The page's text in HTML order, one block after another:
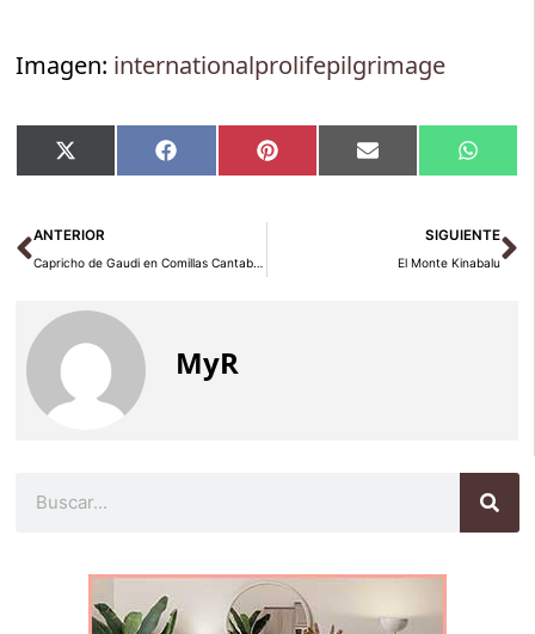
Imagen: internationalprolifepilgrimage
Compartir
en
X
(Twitter)
Compartir
en
Facebook Compartir
en
Pinterest Compartir
en
Email
en
Ant
ANTERIOR
Capricho de Gaudi en Comillas Cantabria
SIGUIENTE
El Monte Kinabalu
MyR